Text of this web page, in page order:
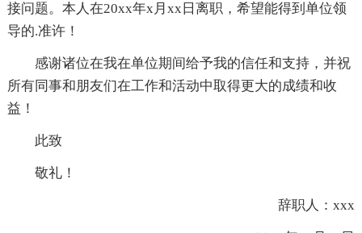
接问题。本人在20xx年x月xx日离职，希望能得到单位领
导的.准许！
感谢诸位在我在单位期间给予我的信任和支持，并祝
所有同事和朋友们在工作和活动中取得更大的成绩和收
益！
此致
敬礼！
辞职人：xxx